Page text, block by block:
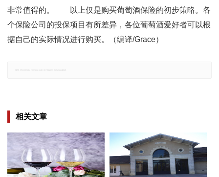
非常值得的。 以上仅是购买葡萄酒保险的初步策略。各
个保险公司的投保项目有所差异，各位葡萄酒爱好者可以根
据自己的实际情况进行购买。（编译/Grace）
相关文章